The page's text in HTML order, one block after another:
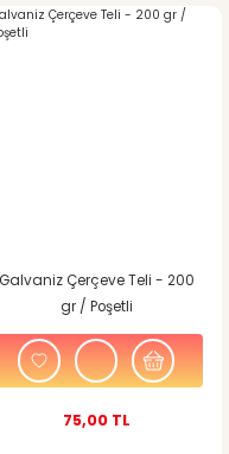
Galvaniz Çerçeve Teli - 200
gr / Poşetli
75,00 TL